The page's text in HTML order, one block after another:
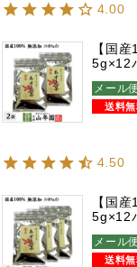
4.00
【国
5g×12
メール便
4.50
【国
5g×12
メール便